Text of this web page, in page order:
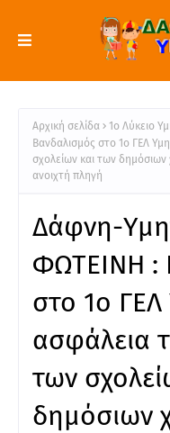
Αρχική σελίδα 1ο Λύκειο
Βανδαλισμός στο 1ο ΓΕΛ
σχολείων και των
ανοιχτή πληγή
Δάφνη-
ΦΩΤΕΙΝΗ :
στο 1ο
ασφάλεια
των
δημόσιων